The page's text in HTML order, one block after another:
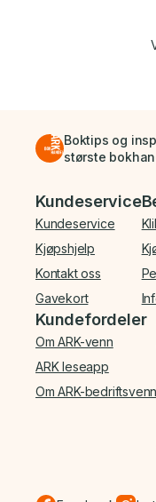
Boktips og
største
Bunnmeny
Kundeservice
Kundeservice
Kjøpshjelp
Kontakt oss
Gavekort
Kundefordeler
Om ARK-venn
ARK leseapp
Om ARK-